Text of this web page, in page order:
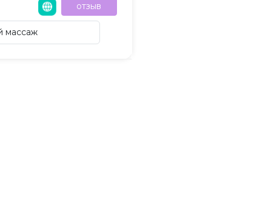
отзыв
массаж